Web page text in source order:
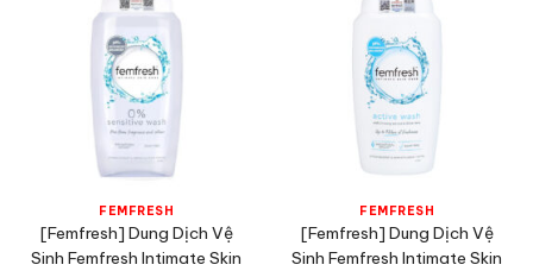
FEMFRESH
[Femfresh] Dung Dịch Vệ
Sinh Femfresh Intimate Skin
FEMFRESH
[Femfresh] Dung Dịch Vệ
Sinh Femfresh Intimate Skin